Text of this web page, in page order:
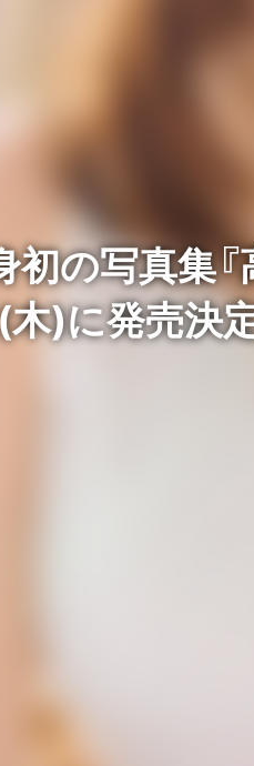
の写真集
)に発売決